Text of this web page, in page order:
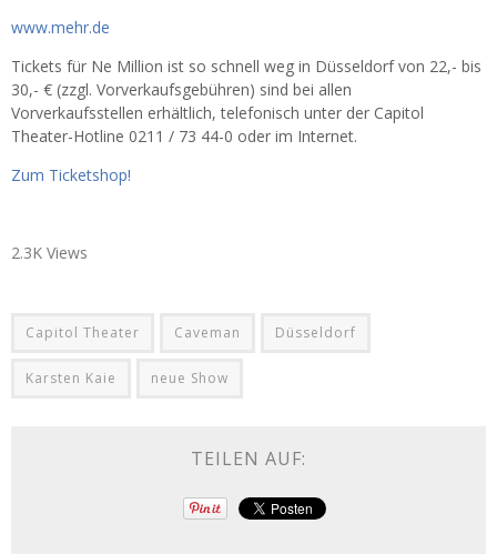
www.mehr.de
Tickets für Ne Million ist so schnell weg in Düsseldorf von 22,- bis
30,- € (zzgl. Vorverkaufsgebühren) sind bei allen
Vorverkaufsstellen erhältlich, telefonisch unter der Capitol
Theater-Hotline 0211 / 73 44-0 oder im Internet.
Zum Ticketshop!
2.3K Views
Capitol Theater Caveman Düsseldorf
Karsten Kaie neue Show
TEILEN AUF: